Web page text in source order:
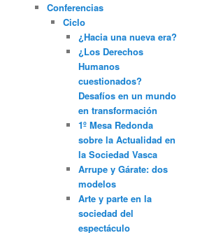
Conferencias
Ciclo
¿Hacia una nueva era?
¿Los Derechos
Humanos
cuestionados?
Desafíos en un mundo
en transformación
1º Mesa Redonda
sobre la Actualidad en
la Sociedad Vasca
Arrupe y Gárate: dos
modelos
Arte y parte en la
sociedad del
espectáculo